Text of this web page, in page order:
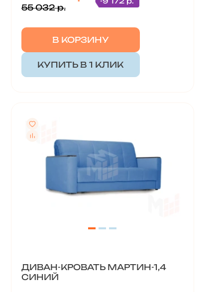
55 032 р.
В КОРЗИНУ
КУПИТЬ В 1 КЛИК
ДИВАН-КРОВАТЬ МАРТИН-1,4
СИНИЙ